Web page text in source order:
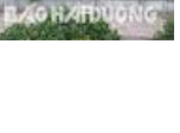
XVI Thăm, tặng quà
tịch HĐND xã Cẩm